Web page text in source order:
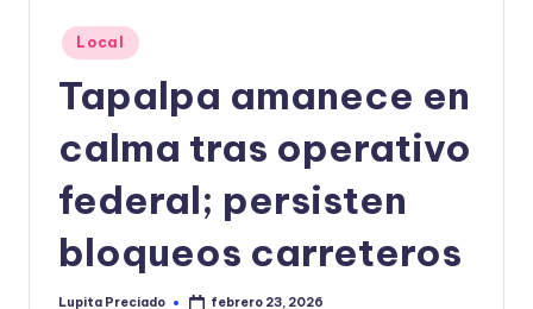
Publicado
en
Local
Tapalpa amanece en
calma tras operativo
federal; persisten
bloqueos carreteros
Lupita Preciado
febrero 23, 2026